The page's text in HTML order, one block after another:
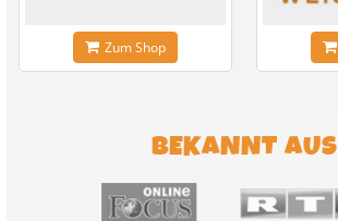
Zum Shop
BEKANNT AUS